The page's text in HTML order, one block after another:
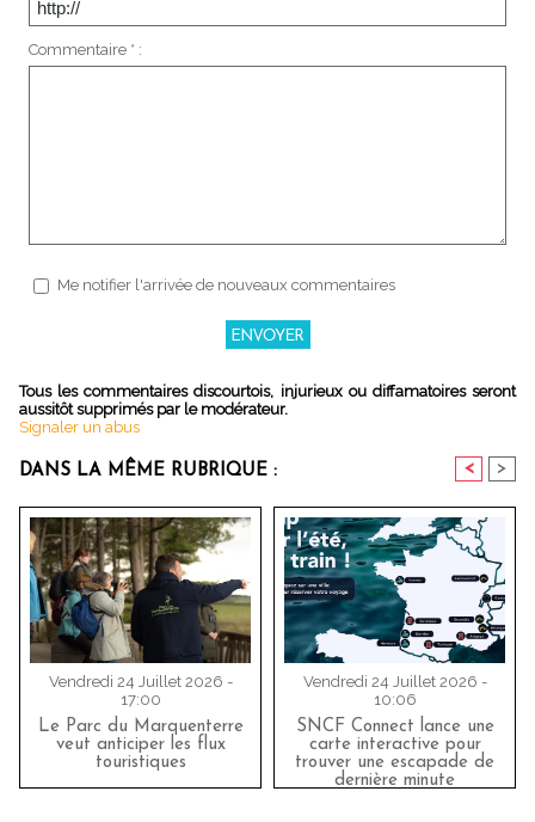
Commentaire * :
Me notifier l'arrivée de nouveaux commentaires
Tous les commentaires discourtois, injurieux ou diffamatoires seront
aussitôt supprimés par le modérateur.
Signaler un abus
DANS LA MÊME RUBRIQUE : < >
Vendredi 24 Juillet 2026 -
17:00
Le Parc du Marquenterre
veut anticiper les flux
touristiques
Vendredi 24 Juillet 2026 -
10:06
SNCF Connect lance une
carte interactive pour
trouver une escapade de
dernière minute